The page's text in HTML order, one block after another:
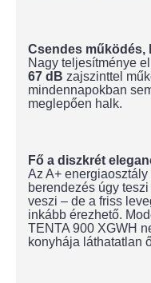
Csendes működés,
Nagy teljesítménye
67 dB zajszinttel
mindennapokban
meglepően halk.
Fő a diszkrét
Az A+
berendezés úgy
veszi – de a friss
inkább érezhető.
TENTA 900 XGWH
konyhája láthatatlan